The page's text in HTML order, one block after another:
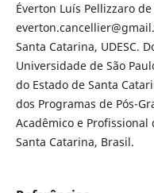
Éverton Luís Pellizzaro
Santa Catarina, UDESC.
Universidade de São
do Estado de Santa
dos Programas de Pós-
Acadêmico e Profissional
Santa Catarina, Brasil.